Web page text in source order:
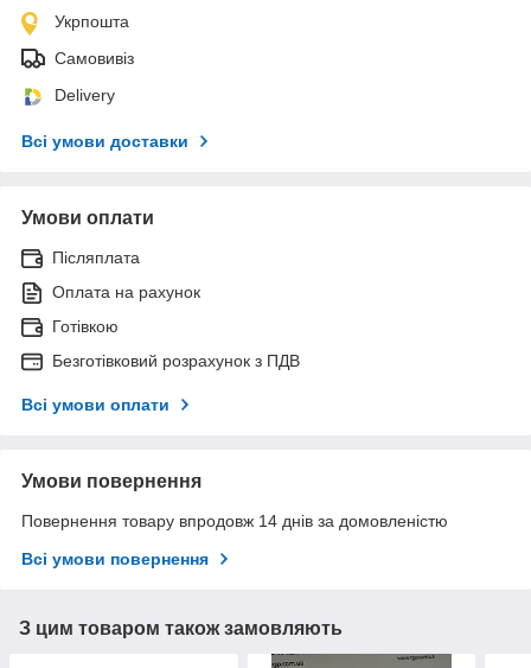
Укрпошта
Самовивіз
Delivery
Всі умови доставки
Умови оплати
Післяплата
Оплата на рахунок
Готівкою
Безготівковий розрахунок з ПДВ
Всі умови оплати
Умови повернення
Повернення товару впродовж 14 днів за домовленістю
Всі умови повернення
З цим товаром також замовляють